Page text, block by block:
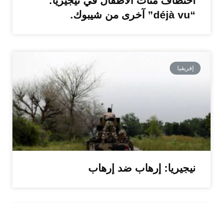
“déjà vu” آخرى من شيبوك.
إفريقيا
نيجيريا: إرهاب ضد إرهاب